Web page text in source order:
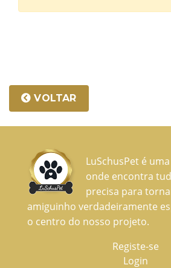
VOLTAR
LuSchusPet é
onde encontra
precisa para
amiguinho verdadeiramente
o centro do nosso projeto.
Registe-se
Login